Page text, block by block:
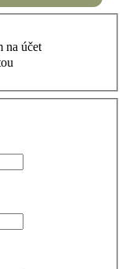
na účet